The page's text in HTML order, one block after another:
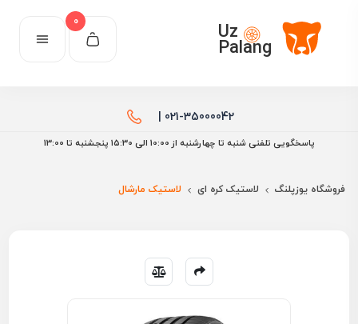
Uz
Palang
0
021-35000042 |
پاسخگویی تلفنی شنبه تا چهارشنبه از 10:00 الی ۱۵:30 پنجشنبه تا 13:00
فروشگاه یوزپلنگ لاستیک کره ای لاستیک مارشال